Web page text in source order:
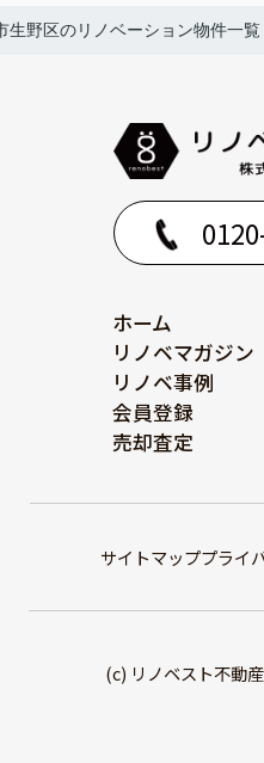
生野区のリノベーション物件一覧
ホーム
リノベマガジン
リノベ事例
会員登録
売却査定
サイトマッププライ
(c) リノベスト不動